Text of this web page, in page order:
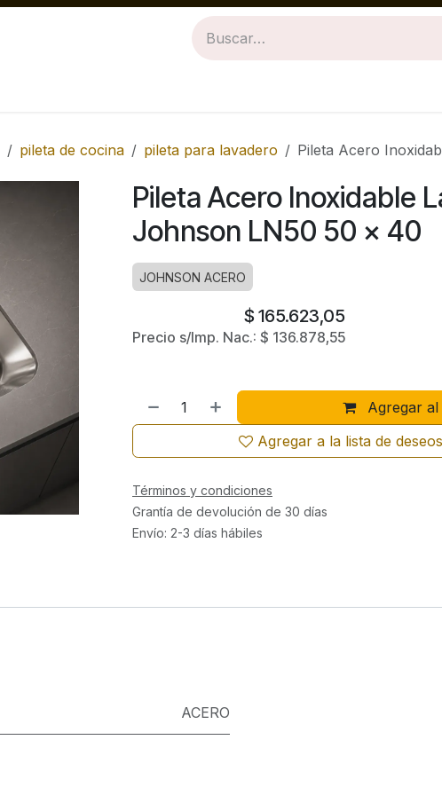
pileta de cocina pileta para lavadero Pileta Acero
Pileta Acero Inoxidable
Johnson LN50 50 x 40
JOHNSON ACERO
$ 165.623,05
Precio s/Imp. Nac.: $ 136.878,55
Agregar
Agregar a la lista de deseos
Términos y condiciones
Grantía de devolución de 30 días
Envío: 2-3 días hábiles
ACERO